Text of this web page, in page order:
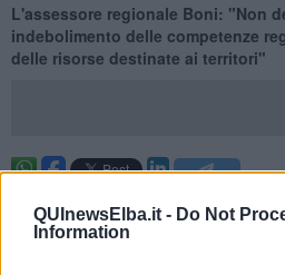
QUInewsElba.it - Do Not
Information
L'assessore regionale Boni: "Non
indebolimento delle competenze
delle risorse destinate ai territori"
del disegno di legge sulla
rallentare la crescita del nostro